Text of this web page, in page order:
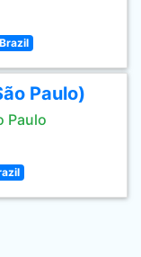
Paulo)
Paulo